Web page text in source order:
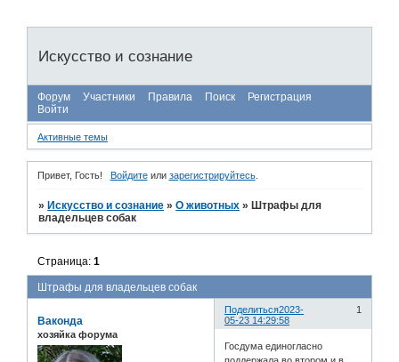
Искусство и сознание
Форум Участники Правила Поиск
Регистрация
Войти
Активные темы
Привет, Гость! Войдитеили зарегистрируйтесь.
» Искусство и сознание »О животных » Штрафы для
владельцев собак
Штрафы для владельцев собак
Страница:1
Поделиться 1
2023-
05-23 14:29:58
Ваконда
хозяйка форума
Госдума единогласно